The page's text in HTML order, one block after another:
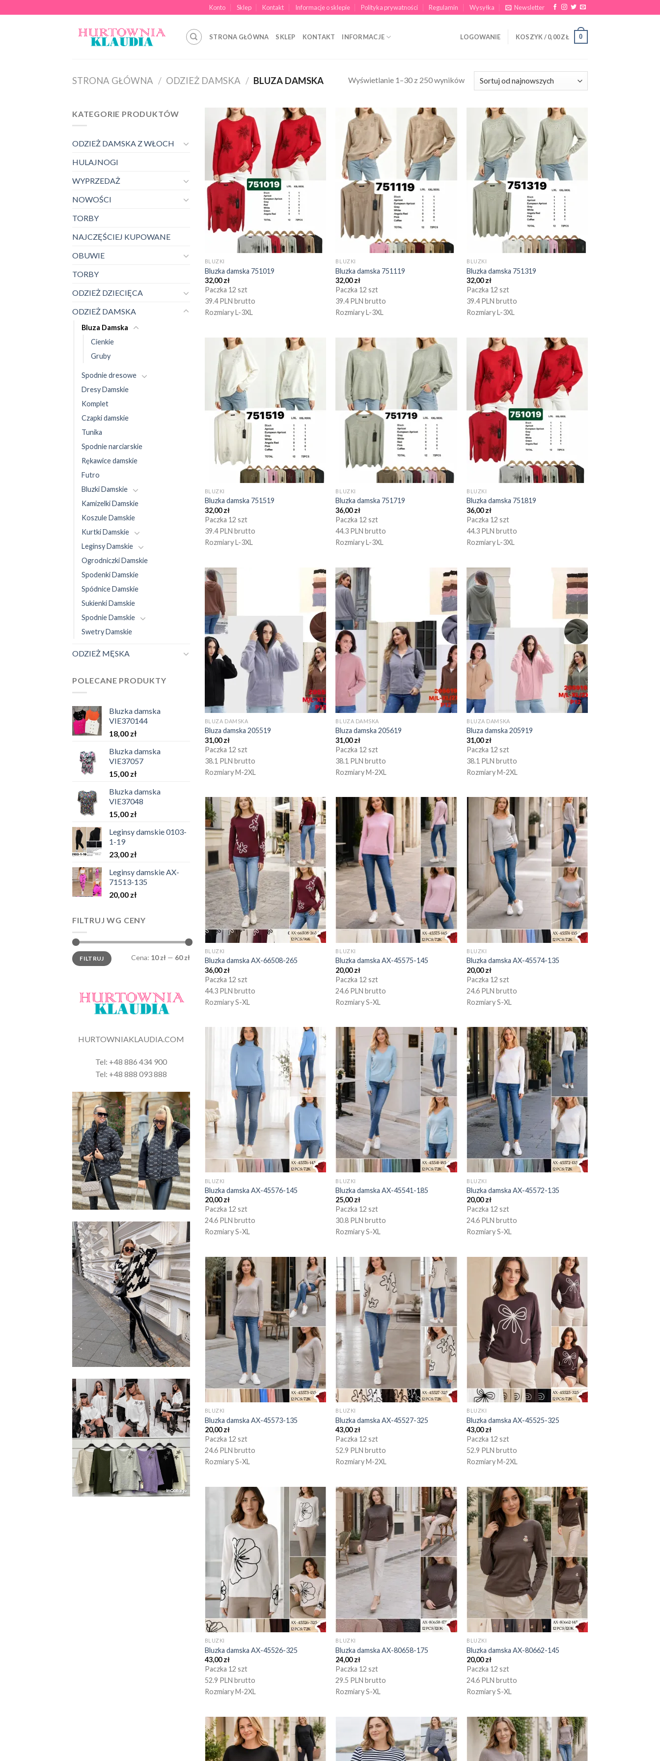
to
Konto Sklep Kontakt Informacje o sklepie Polityka prywatności Regulamin Wysyłka Newsletter
STRONA GŁÓWNA SKLEP KONTAKT INFORMACJE LOGOWANIE KOSZYK /0,00ZŁ 0
STRONA GŁÓWNA / ODZIEŻ DAMSKA / BLUZA DAMSKA Wyświetlanie 1–30 z 250 wyników
KATEGORIE PRODUKTÓW
ODZIEŻ DAMSKA Z WŁOCH
HULAJNOGI
WYPRZEDAŻ
NOWOŚCI
TORBY
NAJCZĘŚCIEJ KUPOWANE
OBUWIE
TORBY
ODZIEŻ DZIECIĘCA
ODZIEŻ DAMSKA
Bluza Damska
Cienkie
Gruby
Spodnie dresowe
Dresy Damskie
Komplet
Czapki damskie
Tunika
Spodnie narciarskie
Rękawice damskie
Futro
Bluzki Damskie
Kamizelki Damskie
Koszule Damskie
Kurtki Damskie
Leginsy Damskie
Ogrodniczki Damskie
Spodenki Damskie
Spódnice Damskie
Sukienki Damskie
Spodnie Damskie
Swetry Damskie
ODZIEŻ MĘSKA
POLECANE PRODUKTY
Bluzka damska
VIE370144
18,00 zł
Bluzka damska
VIE37057
15,00 zł
Bluzka damska
VIE37048
15,00 zł
Leginsy damskie 0103-
1-19
23,00 zł
Leginsy damskie AX-
71513-135
20,00 zł
FILTRUJ WG CENY
Cena
min.
Cena
maks.FILTRUJ Cena: 10 zł — 60 zł
HURTOWNIAKLAUDIA.COM
Tel: +48 886 434 900
Tel: +48 888 093 888
BLUZKI
Bluzka damska 751019
32,00zł
Paczka 12 szt
39.4 PLN brutto
Rozmiary L-3XL
BLUZKI
Bluzka damska 751119
32,00zł
Paczka 12 szt
39.4 PLN brutto
Rozmiary L-3XL
BLUZKI
Bluzka damska 751319
32,00zł
Paczka 12 szt
39.4 PLN brutto
Rozmiary L-3XL
BLUZKI
Bluzka damska 751519
32,00zł
Paczka 12 szt
39.4 PLN brutto
Rozmiary L-3XL
BLUZKI
Bluzka damska 751719
36,00zł
Paczka 12 szt
44.3 PLN brutto
Rozmiary L-3XL
BLUZKI
Bluzka damska 751819
36,00zł
Paczka 12 szt
44.3 PLN brutto
Rozmiary L-3XL
BLUZA DAMSKA
Bluza damska 205519
31,00zł
Paczka 12 szt
38.1 PLN brutto
Rozmiary M-2XL
BLUZA DAMSKA
Bluza damska 205619
31,00zł
Paczka 12 szt
38.1 PLN brutto
Rozmiary M-2XL
BLUZA DAMSKA
Bluza damska 205919
31,00zł
Paczka 12 szt
38.1 PLN brutto
Rozmiary M-2XL
BLUZKI
Bluzka damska AX-66508-265
36,00zł
Paczka 12 szt
44.3 PLN brutto
Rozmiary S-XL
BLUZKI
Bluzka damska AX-45575-145
20,00zł
Paczka 12 szt
24.6 PLN brutto
Rozmiary S-XL
BLUZKI
Bluzka damska AX-45574-135
20,00zł
Paczka 12 szt
24.6 PLN brutto
Rozmiary S-XL
BLUZKI
Bluzka damska AX-45576-145
20,00zł
Paczka 12 szt
24.6 PLN brutto
Rozmiary S-XL
BLUZKI
Bluzka damska AX-45541-185
25,00zł
Paczka 12 szt
30.8 PLN brutto
Rozmiary S-XL
BLUZKI
Bluzka damska AX-45572-135
20,00zł
Paczka 12 szt
24.6 PLN brutto
Rozmiary S-XL
BLUZKI
Bluzka damska AX-45573-135
20,00zł
Paczka 12 szt
24.6 PLN brutto
Rozmiary S-XL
BLUZKI
Bluzka damska AX-45527-325
43,00zł
Paczka 12 szt
52.9 PLN brutto
Rozmiary M-2XL
BLUZKI
Bluzka damska AX-45525-325
43,00zł
Paczka 12 szt
52.9 PLN brutto
Rozmiary M-2XL
BLUZKI
Bluzka damska AX-45526-325
43,00zł
Paczka 12 szt
52.9 PLN brutto
Rozmiary M-2XL
BLUZKI
Bluzka damska AX-80658-175
24,00zł
Paczka 12 szt
29.5 PLN brutto
Rozmiary S-XL
BLUZKI
Bluzka damska AX-80662-145
20,00zł
Paczka 12 szt
24.6 PLN brutto
Rozmiary S-XL